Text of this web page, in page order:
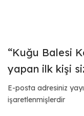
“Kuğu Balesi
yapan ilk kişi
E-posta adresiniz
işaretlenmişlerdir